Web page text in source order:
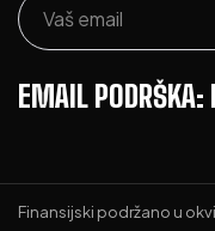
EMAIL
Finansijski podržano u